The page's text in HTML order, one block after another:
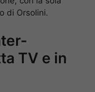
di Orsolini.
TV e in